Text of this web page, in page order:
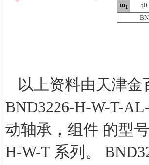
m1 50
以上资料由天津
BND3226-H-W-T-
动轴承，组件 的型
H-W-T 系列。